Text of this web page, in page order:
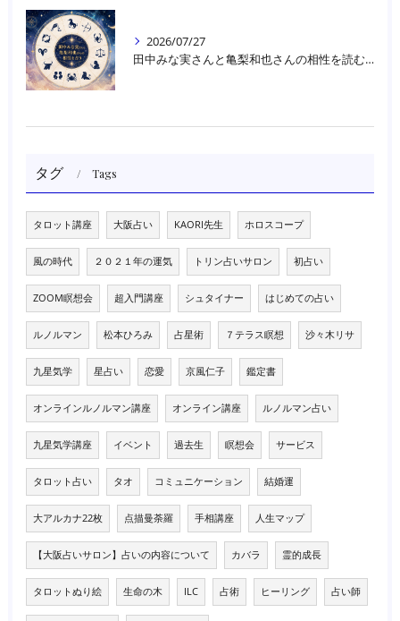
2026/07/27
田中みな実さんと亀梨和也さんの相性を読む｜大阪・箕面占いスクールラブアンドライト
タグ Tags
タロット講座 大阪占い KAORI先生 ホロスコープ
風の時代 ２０２１年の運気 トリン占いサロン 初占い
ZOOM瞑想会 超入門講座 シュタイナー はじめての占い
ルノルマン 松本ひろみ 占星術 ７テラス瞑想 沙々木リサ
九星気学 星占い 恋愛 京風仁子 鑑定書
オンラインルノルマン講座 オンライン講座 ルノルマン占い
九星気学講座 イベント 過去生 瞑想会 サービス
タロット占い タオ コミュニケーション 結婚運
大アルカナ22枚 点描曼荼羅 手相講座 人生マップ
【大阪占いサロン】占いの内容について カバラ 霊的成長
タロットぬり絵 生命の木 ILC 占術 ヒーリング 占い師